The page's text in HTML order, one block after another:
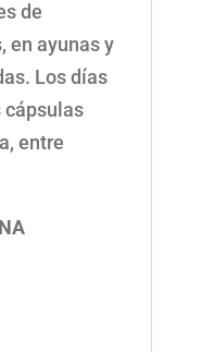
de
en ayunas y
Los días
cápsulas
entre